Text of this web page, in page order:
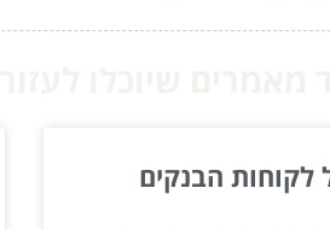
לקוחות הבנקים